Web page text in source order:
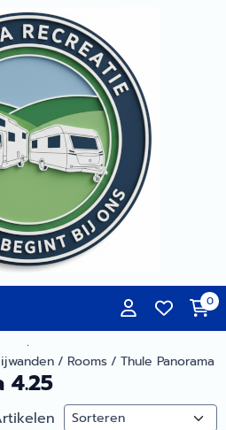
gesloten.
0
.
/ Rooms/ Thule Panorama
4.25
Sorteermethode